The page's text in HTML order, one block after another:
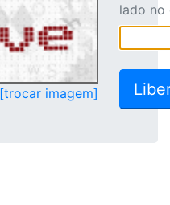
[trocar imagem]
lado no